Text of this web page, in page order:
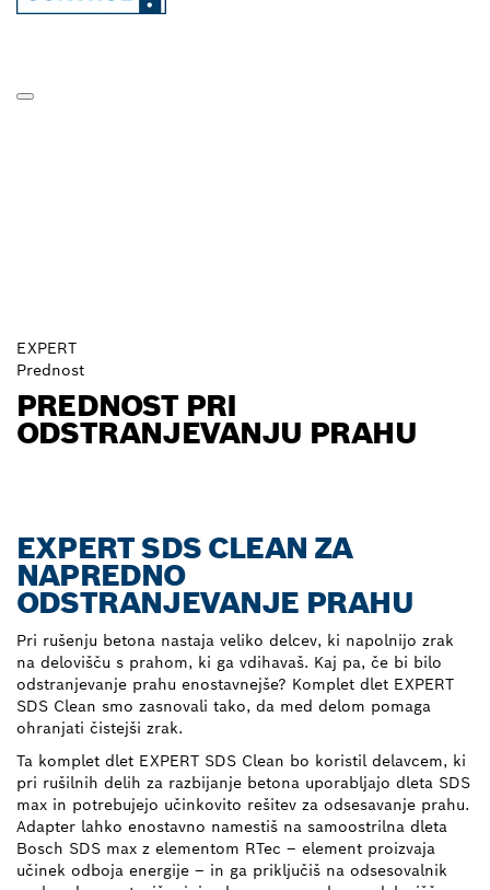
EXPERT
Prednost
PREDNOST PRI
ODSTRANJEVANJU PRAHU
EXPERT SDS CLEAN ZA
NAPREDNO
ODSTRANJEVANJE PRAHU
Pri rušenju betona nastaja veliko delcev, ki napolnijo zrak
na delovišču s prahom, ki ga vdihavaš. Kaj pa, če bi bilo
odstranjevanje prahu enostavnejše? Komplet dlet EXPERT
SDS Clean smo zasnovali tako, da med delom pomaga
ohranjati čistejši zrak.
Ta komplet dlet EXPERT SDS Clean bo koristil delavcem, ki
pri rušilnih delih za razbijanje betona uporabljajo dleta SDS
max in potrebujejo učinkovito rešitev za odsesavanje prahu.
Adapter lahko enostavno namestiš na samoostrilna dleta
Bosch SDS max z elementom RTec – element proizvaja
učinek odboja energije – in ga priključiš na odsesovalnik